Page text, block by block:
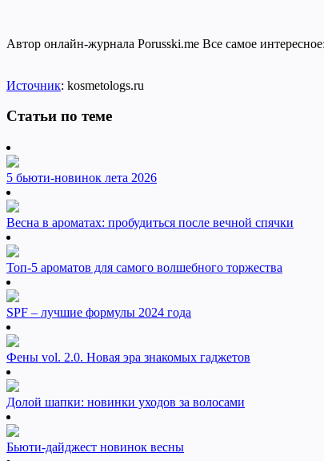
Автор онлайн-журнала Porusski.me Все самое
Источник: kosmetologs.ru
Статьи по теме
5 бьюти-новинок лета 2026
Весна в ароматах: пробудиться после вечной спячки
Топ-5 ароматов для самого волшебного торжества
SPF – лучшие формулы 2024 года
Фены vol. 2.0. Новая эра знакомых гаджетов
Долой шапки: новинки уходов за волосами
Бьюти-дайджест новинок весны